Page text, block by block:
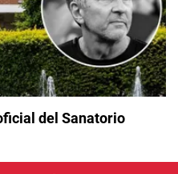
del Sanatorio